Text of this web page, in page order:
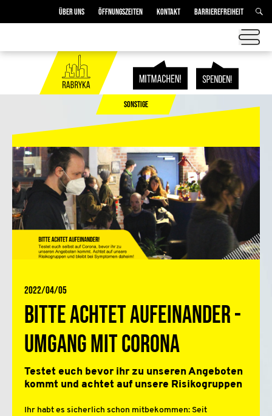
ÜBER UNS ÖFFNUNGSZEITEN KONTAKT BARRIEREFREIHEIT
SONSTIGE
2022/04/05
Bitte achtet aufeinander -
Umgang mit Corona
Testet euch bevor ihr zu unseren Angeboten
kommt und achtet auf unsere Risikogruppen
Ihr habt es sicherlich schon mitbekommen: Seit